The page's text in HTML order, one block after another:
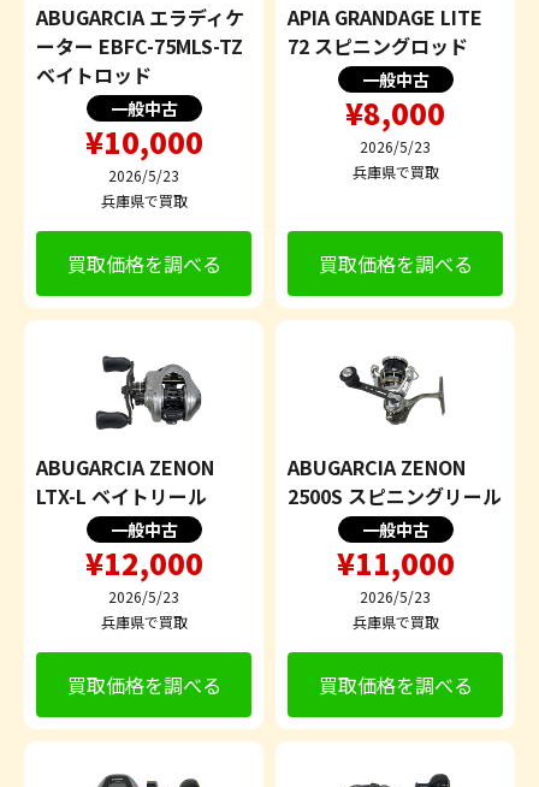
ABUGARCIA エラディケ
ーター EBFC-75MLS-TZ
ベイトロッド
一般中古
¥10,000
2026/5/23
兵庫県で買取
買取価格を調べる
APIA GRANDAGE LITE
72 スピニングロッド
一般中古
¥8,000
2026/5/23
兵庫県で買取
買取価格を調べる
ABUGARCIA ZENON
LTX-L ベイトリール
一般中古
¥12,000
2026/5/23
兵庫県で買取
買取価格を調べる
ABUGARCIA ZENON
2500S スピニングリール
一般中古
¥11,000
2026/5/23
兵庫県で買取
買取価格を調べる